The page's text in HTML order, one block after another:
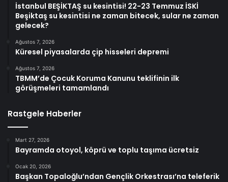
İstanbul BEŞİKTAŞ su kesintisi! 22-23 Temmuz İSKİ
Beşiktaş su kesintisi ne zaman bitecek, sular ne zaman
gelecek?
Ağustos 7, 2026
Küresel piyasalarda çip hisseleri depremi
Ağustos 7, 2026
TBMM’de Çocuk Koruma Kanunu teklifinin ilk
görüşmeleri tamamlandı
Rastgele Haberler
Mart 27, 2026
Bayramda otoyol, köprü ve toplu taşıma ücretsiz
Ocak 20, 2026
Başkan Topaloğlu’ndan Gençlik Orkestrası’na teleferik